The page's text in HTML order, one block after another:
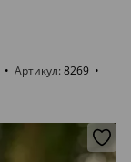
Артикул 8269